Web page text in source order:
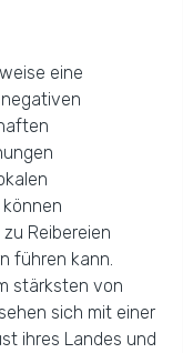
eine
Reibereien
führen kann.
stärksten von
sich mit einer
ihres Landes und